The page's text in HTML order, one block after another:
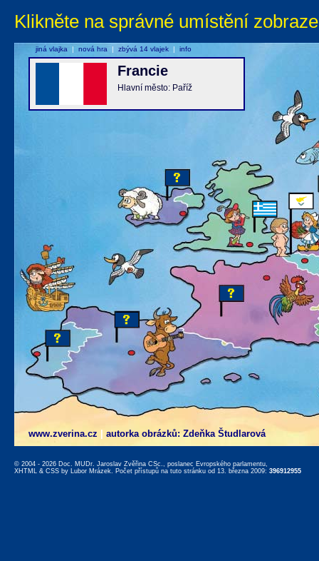
Klikněte na správné umístění
www.zverina.cz autorka obrázků: Zdeňka Študlarová
Francie
Hlavní město: Paříž
jiná vlajka | nová hra | zbývá 14 vlajek | info
© 2004 - 2026 Doc. MUDr. Jaroslav Zvěřina CSc., poslanec Evropského parlamentu,
XHTML & CSS by Lubor Mrázek. Počet přístupů na tuto stránku od 13. března 2009: 396912955